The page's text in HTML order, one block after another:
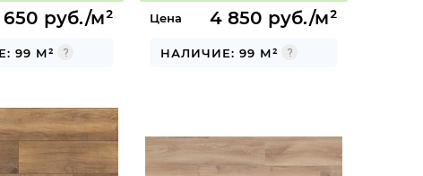
руб./м²
99 М²
Цена 4 850 руб./м²
НАЛИЧИЕ: 99 М²